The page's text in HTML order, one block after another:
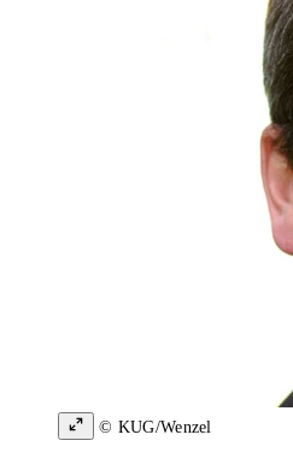
© KUG/Wenzel